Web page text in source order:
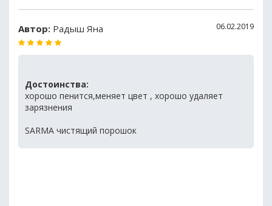
Автор: Радыш Яна 06.02.2019
Достоинства:
хорошо пенится,меняет цвет , хорошо удаляет
зарязнения
SARMA чистящий порошок